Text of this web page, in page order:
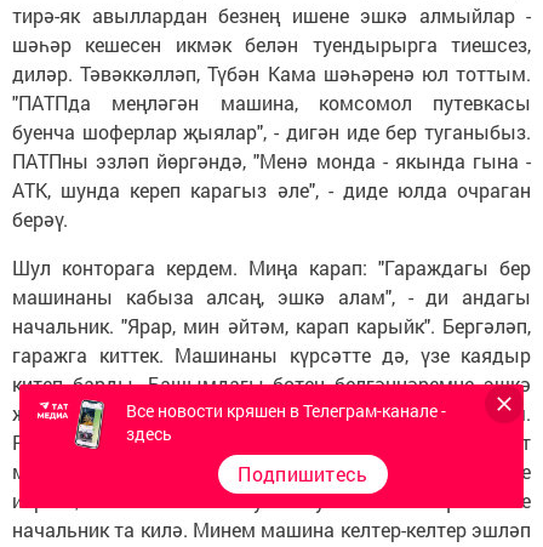
тирә-як авыллардан безнең ишене эшкә алмыйлар -
шәһәр кешесен икмәк белән туендырырга тиешсез,
диләр. Тәвәккәлләп, Түбән Кама шәһәренә юл тоттым.
"ПАТПда меңләгән машина, комсомол путевкасы
буенча шоферлар җыялар", - дигән иде бер туганыбыз.
ПАТПны эзләп йөргәндә, "Менә монда - якында гына -
АТК, шунда кереп карагыз әле", - диде юлда очраган
берәү.
Шул конторага кердем. Миңа карап: "Гараждагы бер
машинаны кабыза алсаң, эшкә алам", - ди андагы
начальник. "Ярар, мин әйтәм, карап карыйк". Бергәләп,
гаражга киттек. Машинаны күрсәтте дә, үзе каядыр
китеп барды. Башымдагы бөтен белгәннәремне эшкә
җиктем. Белер-белмәс иманнарымны да укыдым.
Рәхмәт яугыры, ята торгач, кабынып китте бит
машинам. Карыйм, яхшы гына киенгән бер кешене
ияртеп, мине эшкә алу-алмауны хәл итүче теге
начальник та килә. Минем машина келтер-келтер эшләп
Все новости кряшен в Телеграм-канале -
здесь
Подпишитесь